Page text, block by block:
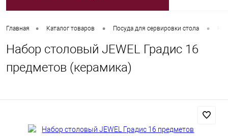
Главная • Каталог товаров • Посуда для сервировки стола •
Набор столовый JEWEL Градис 16
предметов (керамика)